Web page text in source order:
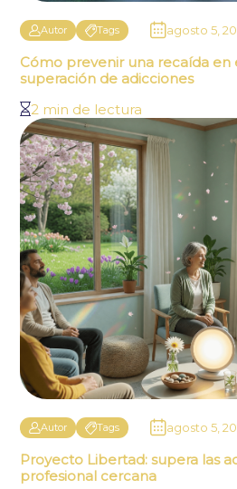
Autor Tags agosto 5,
Cómo prevenir una recaída en
superación de adicciones
2 min de lectura
Autor Tags agosto 5,
Proyecto Libertad: supera las
profesional cercana